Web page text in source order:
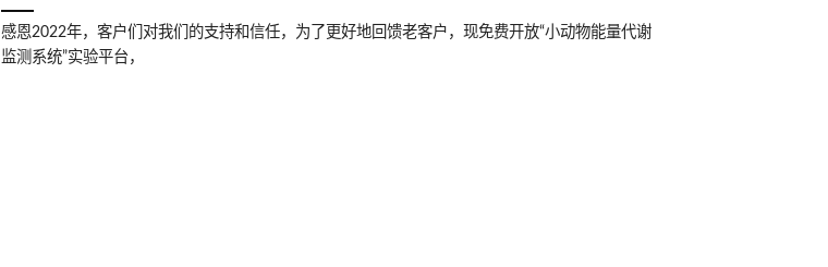
感恩2022年，客户们对我们的支持和信任，为了更好地回馈老客户，现免费开放“小动物能量代谢
监测系统”实验平台，